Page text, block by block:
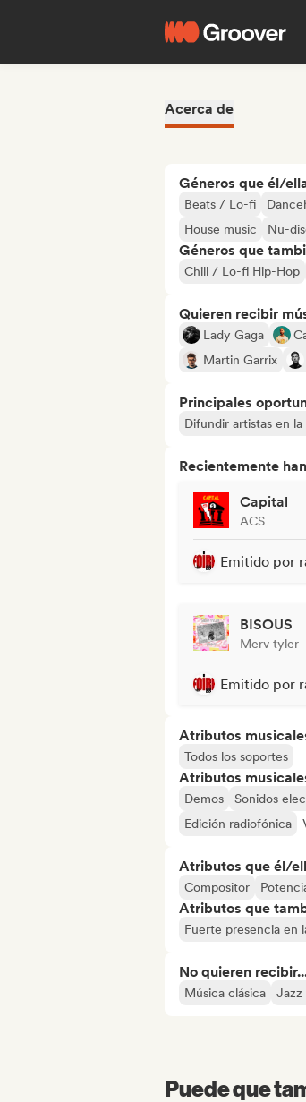
Acerca de
Géneros que él/
Beats / Lo-fi
House music
Nu-
Géneros que
Chill / Lo-fi Hip-Hop
Quieren recibir
Lady Gaga
Martin Garrix
Principales
Difundir artistas en la
Recientemente
Capital
ACS
Emitido por
BISOUS
Merv tyler
Emitido por
Atributos
Todos los soportes
Atributos
Demos Sonidos
Edición radiofónica
Atributos que él/
Compositor
Atributos que
Fuerte presencia en
No quieren
Música clásica Jazz
Puede que